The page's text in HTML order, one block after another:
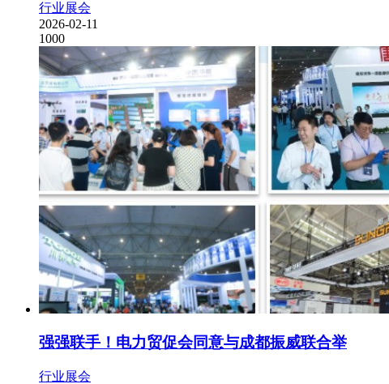
行业展会
2026-02-11
1000
强强联手！电力贸促会同意与成都振威联合举
行业展会